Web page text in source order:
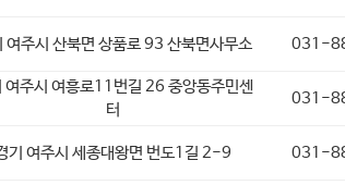
여주시 산북면 상품로 93 산북면사무소 031-
여주시 여흥로11번길 26 중앙동주민센
터
031-
기 여주시 세종대왕면 번도1길 2-9 031-